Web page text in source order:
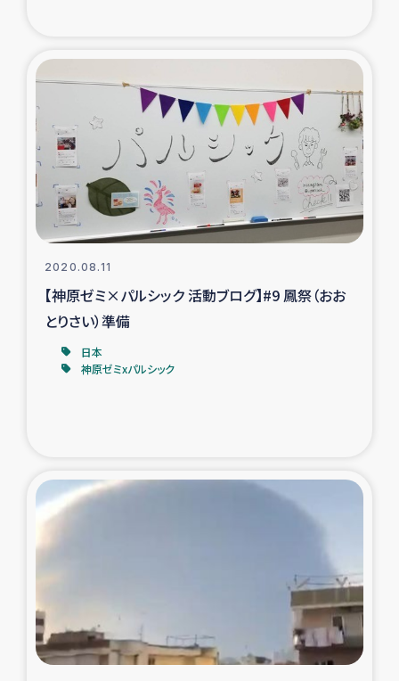
デニヤヤ小規模紅茶農家支援
コーヒー生産者支援
アイナロ県マウベシ郡でのコーヒー畑改善事業
ベイルート大規模爆発被災者支援
アグロフォレストリー（カカオ）事業
2020.08.11
【神原ゼミ×パルシック 活動ブログ】#9 鳳祭（おお
とりさい）準備
日本
神原ゼミxパルシック